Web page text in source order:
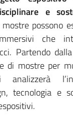
e
possono
che
Partendo
di mostre per
analizzerà
tecnologia e